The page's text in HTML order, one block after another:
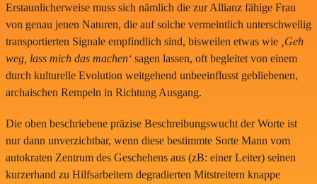
Erstaunlicherweise muss sich nämlich die zur Allianz fähige Frau
von genau jenen Naturen, die auf solche vermeintlich unterschwellig
transportierten Signale empfindlich sind, bisweilen etwas wie ‚Geh
weg, lass mich das machen‘ sagen lassen, oft begleitet von einem
durch kulturelle Evolution weitgehend unbeeinflusst gebliebenen,
archaischen Rempeln in Richtung Ausgang.
Die oben beschriebene präzise Beschreibungswucht der Worte ist
nur dann unverzichtbar, wenn diese bestimmte Sorte Mann vom
autokraten Zentrum des Geschehens aus (zB: einer Leiter) seinen
kurzerhand zu Hilfsarbeitern degradierten Mitstreitern knappe